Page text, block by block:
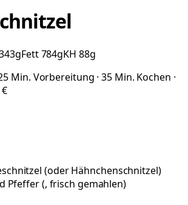
gFett784gKH 88g
Min. Vorbereitung · 35 Min. Kochen ·
(oder Hähnchenschnitzel)
Pfeffer(, frisch gemahlen)